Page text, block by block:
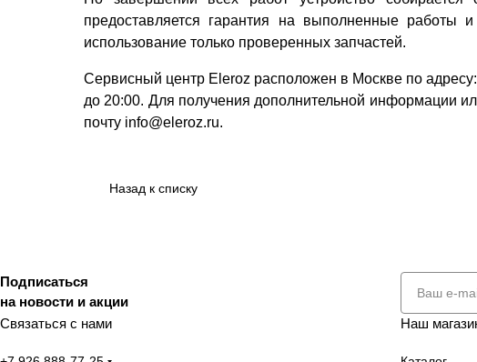
предоставляется гарантия на выполненные работы
использование только проверенных запчастей.
Сервисный центр Eleroz расположен в Москве по
до 20:00. Для получения дополнительной информации
почту info@eleroz.ru.
Назад к списку
Подписаться
на новости и акции
Связаться с нами
Наш